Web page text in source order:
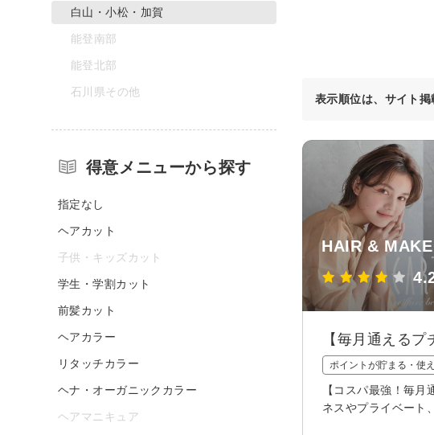
表示順位は、サイト
HAIR &
【毎月通える
ポイントが貯まる・使
【コスパ最強！毎
ネスやプライベート
白山・小松・加賀
能登南部
能登北部
石川県その他
得意メニューから探す
指定なし
ヘアカット
子供・キッズカット
学生・学割カット
前髪カット
ヘアカラー
リタッチカラー
ヘナ・オーガニックカラー
ヘアマニキュア